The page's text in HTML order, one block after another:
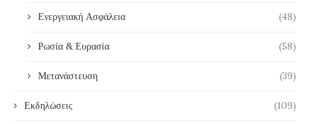
Ενεργειακή Ασφάλεια (48)
Ρωσία & Ευρασία (58)
Μετανάστευση (39)
Εκδηλώσεις (109)